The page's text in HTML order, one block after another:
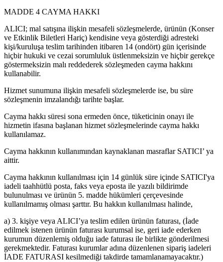
MADDE 4 CAYMA HAKKI
ALICI; mal satışına ilişkin mesafeli sözleşmelerde, ürünün (Konser
ve Etkinlik Biletleri Hariç) kendisine veya gösterdiği adresteki
kişi/kuruluşa teslim tarihinden itibaren 14 (ondört) gün içerisinde
hiçbir hukuki ve cezai sorumluluk üstlenmeksizin ve hiçbir gerekçe
göstermeksizin malı reddederek sözleşmeden cayma hakkını
kullanabilir.
Hizmet sunumuna ilişkin mesafeli sözleşmelerde ise, bu süre
sözleşmenin imzalandığı tarihte başlar.
Cayma hakkı süresi sona ermeden önce, tüketicinin onayı ile
hizmetin ifasına başlanan hizmet sözleşmelerinde cayma hakkı
kullanılamaz.
Cayma hakkının kullanımından kaynaklanan masraflar SATICI’ ya
aittir.
Cayma hakkının kullanılması için 14 günlük süre içinde SATICI'ya
iadeli taahhütlü posta, faks veya eposta ile yazılı bildirimde
bulunulması ve ürünün 5. madde hükümleri çerçevesinde
kullanılmamış olması şarttır. Bu hakkın kullanılması halinde,
a) 3. kişiye veya ALICI’ya teslim edilen ürünün faturası, (İade
edilmek istenen ürünün faturası kurumsal ise, geri iade ederken
kurumun düzenlemiş olduğu iade faturası ile birlikte gönderilmesi
gerekmektedir. Faturası kurumlar adına düzenlenen sipariş iadeleri
İADE FATURASI kesilmediği takdirde tamamlanamayacaktır.)